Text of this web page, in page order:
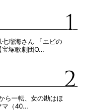
瑠海さん 「エビの
宝塚歌劇団O…
ら一転、女の勘はほ
マ（40…